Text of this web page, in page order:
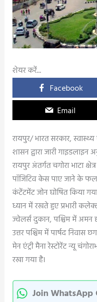
शेयर करें...
Facebook
Email
रायपुर/ भारत सरकार,
शासन द्वारा जारी
रायपुर अंतर्गत चगोरा भाटा
पॉजिटिव केस पाए जाने के
कंटेंटमेंट जोन घोषित किया
ध्यान में रखते हुए प्रभारी
ज्वेलर्स दुकान, पश्चिम में अमन
उत्तर पश्चिम में पार्षद निवास
मेन एंट्री मैना रेस्टोरेंट न्यू
रखा गया है।
Join WhatsApp